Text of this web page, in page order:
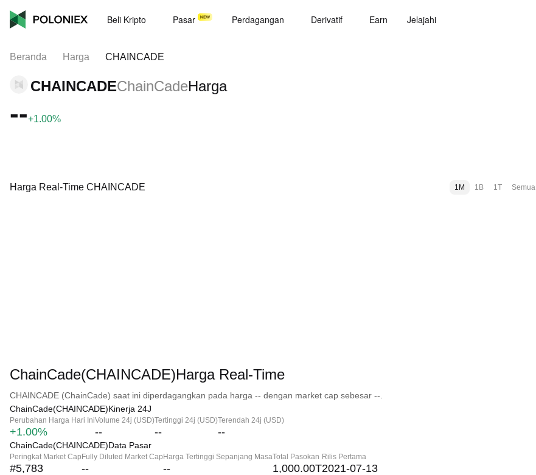
Beli Kripto Pasar Perdagangan Derivatif Earn Jelajahi
Beranda Harga CHAINCADE
CHAINCADEChainCadeHarga
--+1.00%
Harga Real-Time CHAINCADE 1M 1B 1T Semua
ChainCade(CHAINCADE)Harga Real-Time
CHAINCADE (ChainCade) saat ini diperdagangkan pada harga -- dengan market cap sebesar --.
ChainCade(CHAINCADE)Kinerja 24J
Perubahan Harga Hari Ini
+1.00%
Volume 24j (USD)
--
Tertinggi 24j (USD)
--
Terendah 24j (USD)
--
ChainCade(CHAINCADE)Data Pasar
Peringkat Market Cap
#5,783
Fully Diluted Market Cap
--
Harga Tertinggi Sepanjang Masa
--
Total Pasokan
1,000.00T
Rilis Pertama
2021-07-13